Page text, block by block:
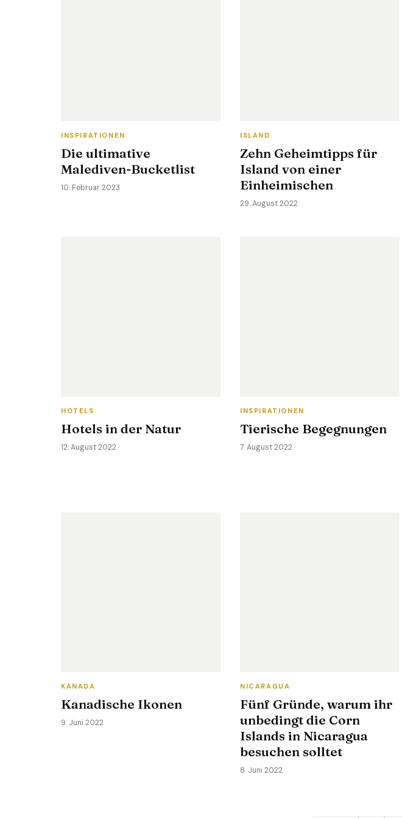
INSPIRATIONEN
Die ultimative
Malediven-Bucketlist
10. Februar 2023
ISLAND
Zehn Geheimtipps für
Island von einer
Einheimischen
29. August 2022
HOTELS
Hotels in der Natur
12. August 2022
INSPIRATIONEN
Tierische Begegnungen
7. August 2022
KANADA
Kanadische Ikonen
9. Juni 2022
NICARAGUA
Fünf Gründe, warum ihr
unbedingt die Corn
Islands in Nicaragua
besuchen solltet
8. Juni 2022